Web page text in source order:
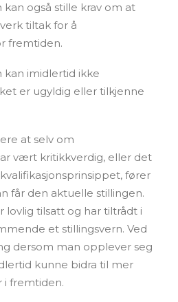
også stille krav om at
tiltak for å
fremtiden.
kan imidlertid ikke
er ugyldig eller tilkjenne
at selv om
vært kritikkverdig, eller det
fører
får den aktuelle stillingen.
lovlig tilsatt og har tiltrådt i
et stillingsvern. Ved
dersom man opplever seg
kunne bidra til mer
i fremtiden.